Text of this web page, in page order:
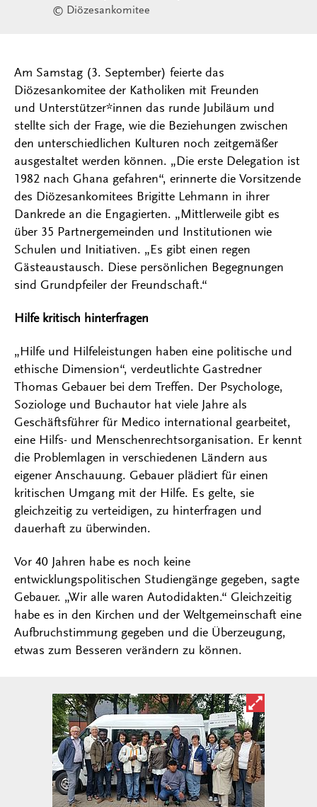
© Diözesankomitee
Am Samstag (3. September) feierte das
Diözesankomitee der Katholiken mit Freunden
und Unterstützer*innen das runde Jubiläum und
stellte sich der Frage, wie die Beziehungen zwischen
den unterschiedlichen Kulturen noch zeitgemäßer
ausgestaltet werden können. „Die erste Delegation ist
1982 nach Ghana gefahren“, erinnerte die Vorsitzende
des Diözesankomitees Brigitte Lehmann in ihrer
Dankrede an die Engagierten. „Mittlerweile gibt es
über 35 Partnergemeinden und Institutionen wie
Schulen und Initiativen. „Es gibt einen regen
Gästeaustausch. Diese persönlichen Begegnungen
sind Grundpfeiler der Freundschaft.“
Hilfe kritisch hinterfragen
„Hilfe und Hilfeleistungen haben eine politische und
ethische Dimension“, verdeutlichte Gastredner
Thomas Gebauer bei dem Treffen. Der Psychologe,
Soziologe und Buchautor hat viele Jahre als
Geschäftsführer für Medico international gearbeitet,
eine Hilfs- und Menschenrechtsorganisation. Er kennt
die Problemlagen in verschiedenen Ländern aus
eigener Anschauung. Gebauer plädiert für einen
kritischen Umgang mit der Hilfe. Es gelte, sie
gleichzeitig zu verteidigen, zu hinterfragen und
dauerhaft zu überwinden.
Vor 40 Jahren habe es noch keine
entwicklungspolitischen Studiengänge gegeben, sagte
Gebauer. „Wir alle waren Autodidakten.“ Gleichzeitig
habe es in den Kirchen und der Weltgemeinschaft eine
Aufbruchstimmung gegeben und die Überzeugung,
etwas zum Besseren verändern zu können.
Bild in